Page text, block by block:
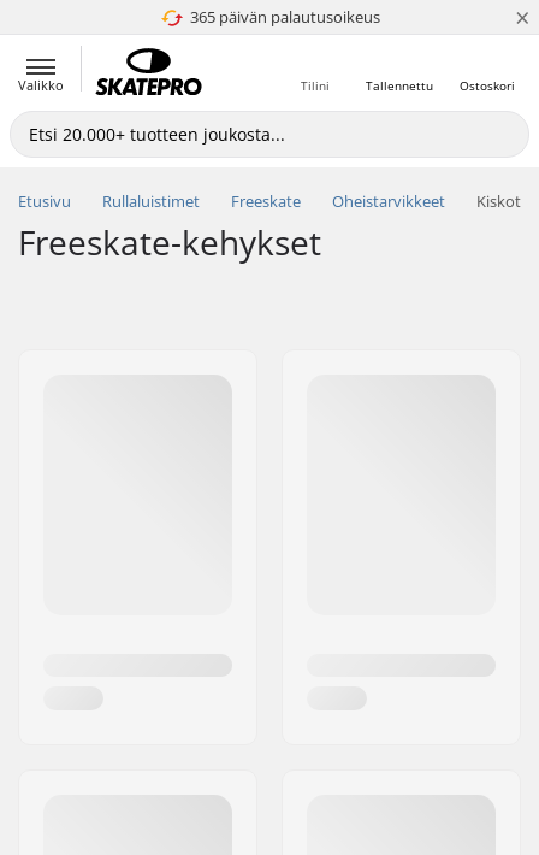
365 päivän palautusoikeus
4.8 / 5 ×
Valikko Ostoskori
Tallennettu
Tilini
Etusivu Rullaluistimet Freeskate Oheistarvikkeet Kiskot
Freeskate-kehykset